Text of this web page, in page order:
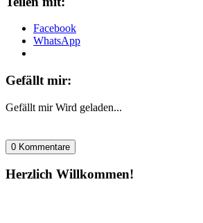
Facebook
WhatsApp
Gefällt mir:
Gefällt mir Wird geladen...
0 Kommentare
Herzlich Willkommen!